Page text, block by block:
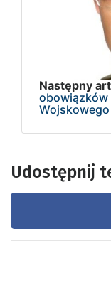
Następny
obowiązków
Wojskowego
Udostępnij